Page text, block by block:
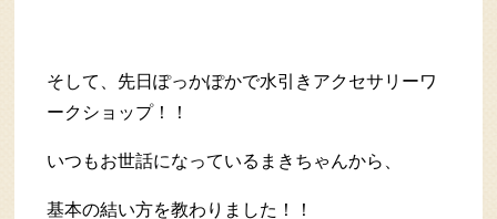
そして、先日ぽっかぽかで水引きアクセサリーワ
ークショップ！！
いつもお世話になっているまきちゃんから、
基本の結い方を教わりました！！